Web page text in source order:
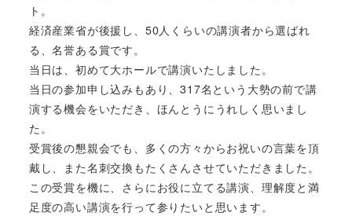
ト。
経済産業省が後援し、50人くらいの講演者から選ばれ
る、名誉ある賞です。
当日は、初めて大ホールで講演いたしました。
当日の参加申し込みもあり、317名という大勢の前で講
演する機会をいただき、ほんとうにうれしく思いまし
た。
受賞後の懇親会でも、多くの方々からお祝いの言葉を頂
戴し、また名刺交換もたくさんさせていただきました。
この受賞を機に、さらにお役に立てる講演、理解度と満
足度の高い講演を行って参りたいと思います。